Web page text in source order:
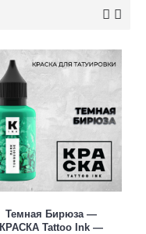
Темная Бирюза —
КРАСКА Tattoo Ink —